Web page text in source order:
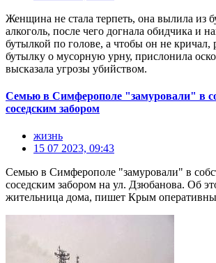
Женщина не стала терпеть, она вылила из
алкоголь, после чего догнала обидчика и
бутылкой по голове, а чтобы он не кричал,
бутылку о мусорную урну, прислонила
высказала угрозы убийством.
Семью в Симферополе "замуровали" в
соседским забором
жизнь
15 07 2023, 09:43
Семью в Симферополе "замуровали" в
соседским забором на ул. Дзюбанова. Об
жительница дома, пишет Крым